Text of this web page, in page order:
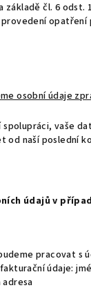
čl. 6 odst.
opatření
osobní údaje
spolupráci, vaše
od naší poslední
údajů v
pracovat s
údaje: